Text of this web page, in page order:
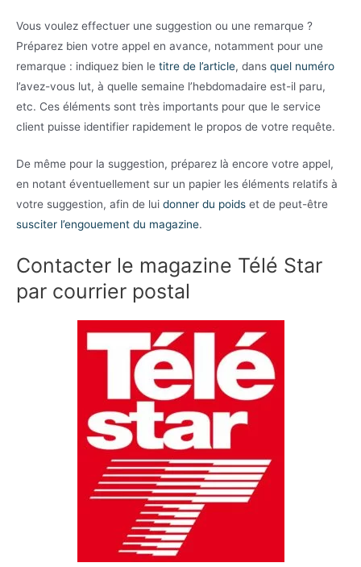
Vous voulez effectuer une suggestion ou une remarque ?
Préparez bien votre appel en avance, notamment pour une
remarque : indiquez bien le titre de l’article, dans quel numéro
l’avez-vous lut, à quelle semaine l’hebdomadaire est-il paru,
etc. Ces éléments sont très importants pour que le service
client puisse identifier rapidement le propos de votre requête.
De même pour la suggestion, préparez là encore votre appel,
en notant éventuellement sur un papier les éléments relatifs à
votre suggestion, afin de lui donner du poids et de peut-être
susciter l’engouement du magazine.
Contacter le magazine Télé Star
par courrier postal